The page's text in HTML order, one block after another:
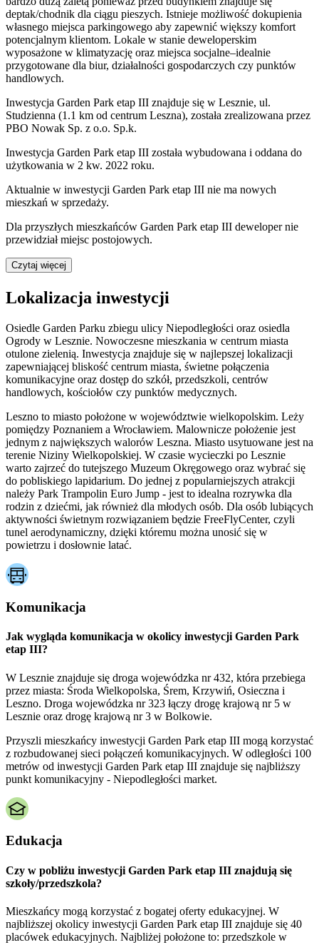
deptak/chodnik dla ciągu pieszych. Istnieje możliwość dokupienia
własnego miejsca parkingowego aby zapewnić większy komfort
potencjalnym klientom. Lokale w stanie deweloperskim
wyposażone w klimatyzację oraz miejsca socjalne–idealnie
przygotowane dla biur, działalności gospodarczych czy punktów
handlowych.
Inwestycja Garden Park etap III znajduje się w Lesznie, ul.
Studzienna (1.1 km od centrum Leszna), została zrealizowana przez
PBO Nowak Sp. z o.o. Sp.k.
Inwestycja Garden Park etap III została wybudowana i oddana do
użytkowania w 2 kw. 2022 roku.
Aktualnie w inwestycji Garden Park etap III nie ma nowych
mieszkań w sprzedaży.
Dla przyszłych mieszkańców Garden Park etap III deweloper nie
przewidział miejsc postojowych.
Czytaj więcej
Lokalizacja inwestycji
Osiedle Garden Parku zbiegu ulicy Niepodległości oraz osiedla
Ogrody w Lesznie. Nowoczesne mieszkania w centrum miasta
otulone zielenią. Inwestycja znajduje się w najlepszej lokalizacji
zapewniającej bliskość centrum miasta, świetne połączenia
komunikacyjne oraz dostęp do szkół, przedszkoli, centrów
handlowych, kościołów czy punktów medycznych.
Leszno to miasto położone w województwie wielkopolskim. Leży
pomiędzy Poznaniem a Wrocławiem. Malownicze położenie jest
jednym z największych walorów Leszna. Miasto usytuowane jest na
terenie Niziny Wielkopolskiej. W czasie wycieczki po Lesznie
warto zajrzeć do tutejszego Muzeum Okręgowego oraz wybrać się
do pobliskiego lapidarium. Do jednej z popularniejszych atrakcji
należy Park Trampolin Euro Jump - jest to idealna rozrywka dla
rodzin z dziećmi, jak również dla młodych osób. Dla osób lubiących
aktywności świetnym rozwiązaniem będzie FreeFlyCenter, czyli
tunel aerodynamiczny, dzięki któremu można unosić się w
powietrzu i dosłownie latać.
Komunikacja
Jak wygląda komunikacja w okolicy inwestycji Garden Park
etap III?
W Lesznie znajduje się droga wojewódzka nr 432, która przebiega
przez miasta: Środa Wielkopolska, Śrem, Krzywiń, Osieczna i
Leszno. Droga wojewódzka nr 323 łączy drogę krajową nr 5 w
Lesznie oraz drogę krajową nr 3 w Bolkowie.
Przyszli mieszkańcy inwestycji Garden Park etap III mogą korzystać
z rozbudowanej sieci połączeń komunikacyjnych. W odległości 100
metrów od inwestycji Garden Park etap III znajduje się najbliższy
punkt komunikacyjny - Niepodległości market.
Edukacja
Czy w pobliżu inwestycji Garden Park etap III znajdują się
szkoły/przedszkola?
Mieszkańcy mogą korzystać z bogatej oferty edukacyjnej. W
najbliższej okolicy inwestycji Garden Park etap III znajduje się 40
placówek edukacyjnych. Najbliżej położone to: przedszkole w